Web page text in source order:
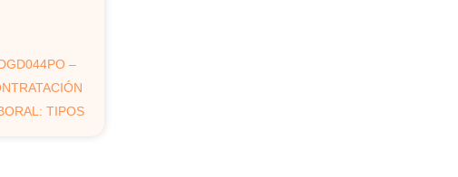
–
TIPOS